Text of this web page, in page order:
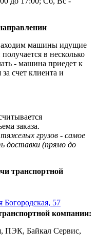
машины идущие
в несколько
- машина приедет к
счет клиента и
заказа.
грузов - самое
доставки (прямо до
транспортной
Богородская, 57
компании:
ПЭК, Байкал Сервис,